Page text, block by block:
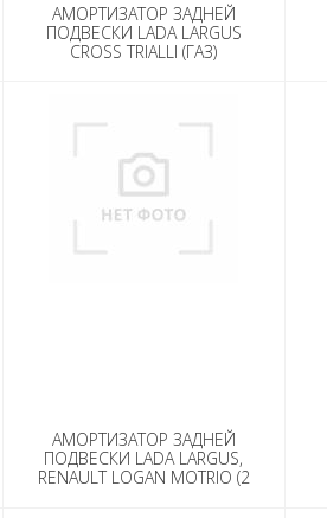
АМОРТИЗАТОР ЗАДНЕЙ
ПОДВЕСКИ LADA LARGUS
CROSS TRIALLI (ГАЗ)
АМОРТИЗАТОР ЗАДНЕЙ
ПОДВЕСКИ LADA LARGUS,
RENAULT LOGAN MOTRIO (2